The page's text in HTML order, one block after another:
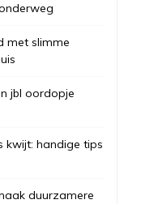
met slimme
jbl oordopje
kwijt: handige tips
duurzamere